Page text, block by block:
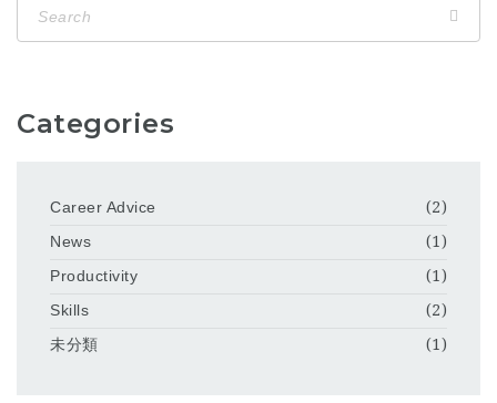
Categories
Career Advice
(2)
News
(1)
Productivity
(1)
Skills
(2)
未分類
(1)